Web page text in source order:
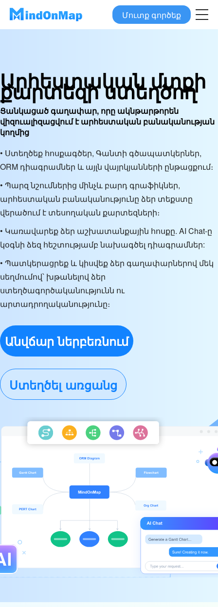
Մուտք գործեք
Արհեստական մտքի
քարտեզի ստեղծող
Ցանկացած գաղափար, որը ակնթարթորեն
վիզուալիզացվում է արհեստական բանականության
կողմից
• Ստեղծեք հոսքագծեր, Գանտի գծապատկերներ,
ORM դիագրամներ և այլն վայրկյանների ընթացքում։
• Պարզ նշումներից մինչև բարդ գրաֆիկներ,
արհեստական բանականությունը ձեր տեքստը
վերածում է տեսողական քարտեզների։
• Կառավարեք ձեր աշխատանքային հոսքը. AI Chat-ը
կօգնի ձեզ հեշտությամբ նախագծել դիագրամներ:
• Պատկերացրեք և կիսվեք ձեր գաղափարներով մեկ
սեղմումով՝ խթանելով ձեր
ստեղծագործականությունն ու
արտադրողականությունը։
Անվճար ներբեռնում
Ստեղծել առցանց